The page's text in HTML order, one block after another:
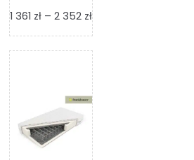
1 361 zł – 2 352 złZakres
cen:
od
1
361 zł
do
2
352 zł